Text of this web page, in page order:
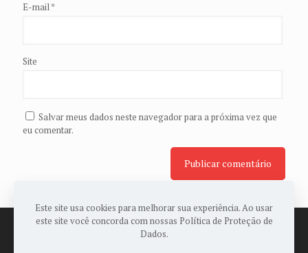
E-mail*
Site
Salvar meus dados neste navegador para a próxima vez que
eu comentar.
Este site usa cookies para melhorar sua experiência. Ao usar
este site você concorda com nossas Política de Proteção de
Dados.